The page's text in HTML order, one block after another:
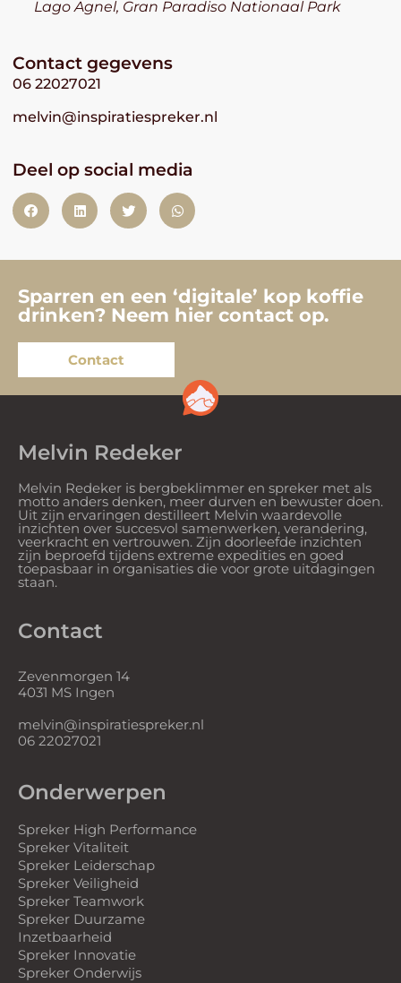
Lago Agnel, Gran Paradiso Nationaal Park
Contact gegevens
06 22027021
melvin@inspiratiespreker.nl
Deel op social media
Sparren en een ‘digitale’ kop koffie
drinken? Neem hier contact op.
Contact
Melvin Redeker
Melvin Redeker is bergbeklimmer en spreker met als
motto anders denken, meer durven en bewuster doen.
Uit zijn ervaringen destilleert Melvin waardevolle
inzichten over succesvol samenwerken, verandering,
veerkracht en vertrouwen. Zijn doorleefde inzichten
zijn beproefd tijdens extreme expedities en goed
toepasbaar in organisaties die voor grote uitdagingen
staan.
Contact
Zevenmorgen 14
4031 MS Ingen
melvin@inspiratiespreker.nl
06 22027021
Onderwerpen
Spreker High Performance
Spreker Vitaliteit
Spreker Leiderschap
Spreker Veiligheid
Spreker Teamwork
Spreker Duurzame
Inzetbaarheid
Spreker Innovatie
Spreker Onderwijs